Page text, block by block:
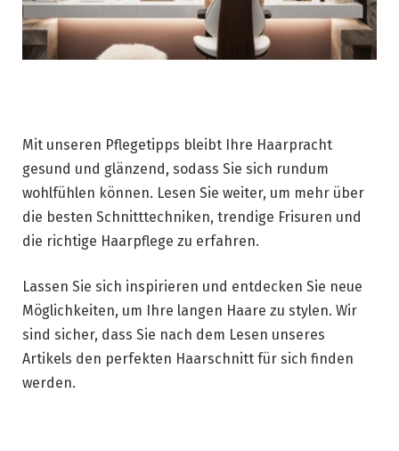
Mit unseren Pflegetipps bleibt Ihre Haarpracht
gesund und glänzend, sodass Sie sich rundum
wohlfühlen können. Lesen Sie weiter, um mehr über
die besten Schnitttechniken, trendige Frisuren und
die richtige Haarpflege zu erfahren.
Lassen Sie sich inspirieren und entdecken Sie neue
Möglichkeiten, um Ihre langen Haare zu stylen. Wir
sind sicher, dass Sie nach dem Lesen unseres
Artikels den perfekten Haarschnitt für sich finden
werden.